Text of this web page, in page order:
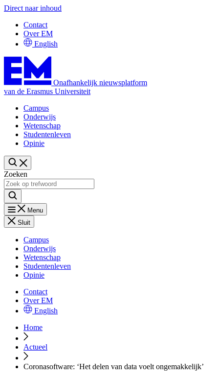
Direct naar inhoud
Contact
Over EM
English
Onafhankelijk nieuwsplatform
van de Erasmus Universiteit
Campus
Onderwijs
Wetenschap
Studentenleven
Opinie
Zoeken
Menu
Sluit
Campus
Onderwijs
Wetenschap
Studentenleven
Opinie
Contact
Over EM
English
Home
Actueel
Coronasoftware: ‘Het delen van data voelt ongemakkelijk’